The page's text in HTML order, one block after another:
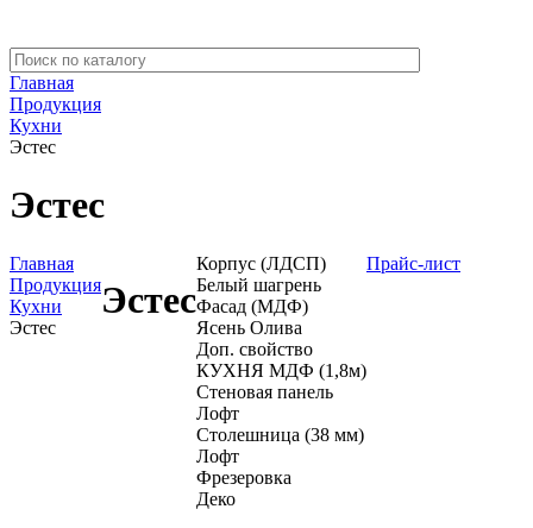
Главная
Продукция
Кухни
Эстес
Эстес
Главная
Продукция
Кухни
Эстес
Эстес
Корпус (ЛДСП)
Белый шагрень
Фасад (МДФ)
Ясень Олива
Доп. свойство
КУХНЯ МДФ (1,8м)
Стеновая панель
Лофт
Столешница (38 мм)
Лофт
Фрезеровка
Деко
Прайс-лист